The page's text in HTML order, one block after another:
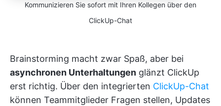
Kommunizieren Sie sofort mit Ihren Kollegen über den
ClickUp-Chat
Brainstorming macht zwar Spaß, aber bei
asynchronen Unterhaltungen glänzt ClickUp
erst richtig. Über den integrierten ClickUp-Chat
können Teammitglieder Fragen stellen, Updates